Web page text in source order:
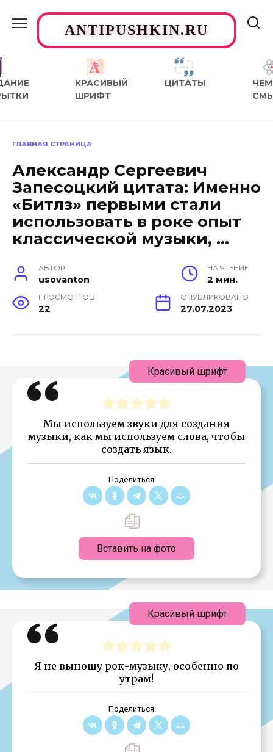
содержаниюANTIPUSHKIN.RU
КРАСИВЫЙ
ШРИФТ
ЦИТАТЫ
ЧЕМ
ГЛАВНАЯ СТРАНИЦА
Александр Сергеевич
Запесоцкий цитата: Именно
«Битлз» первыми стали
использовать в роке опыт
классической музыки, …
АВТОР
usovanton
НА ЧТЕНИЕ
2 мин.
ПРОСМОТРОВ
22
ОПУБЛИКОВАНО
27.07.2023
Мы используем звуки для создания
музыки, как мы используем слова, чтобы
создать язык.
Поделиться:
Вставить на фото
Красивый шрифт
Я не выношу рок-музыку, особенно по
утрам!
Поделиться:
Красивый шрифт